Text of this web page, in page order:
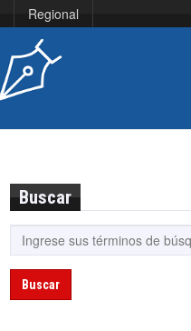
Regional
Buscar
Buscar